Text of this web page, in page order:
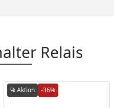
Relais
% Aktion -36%